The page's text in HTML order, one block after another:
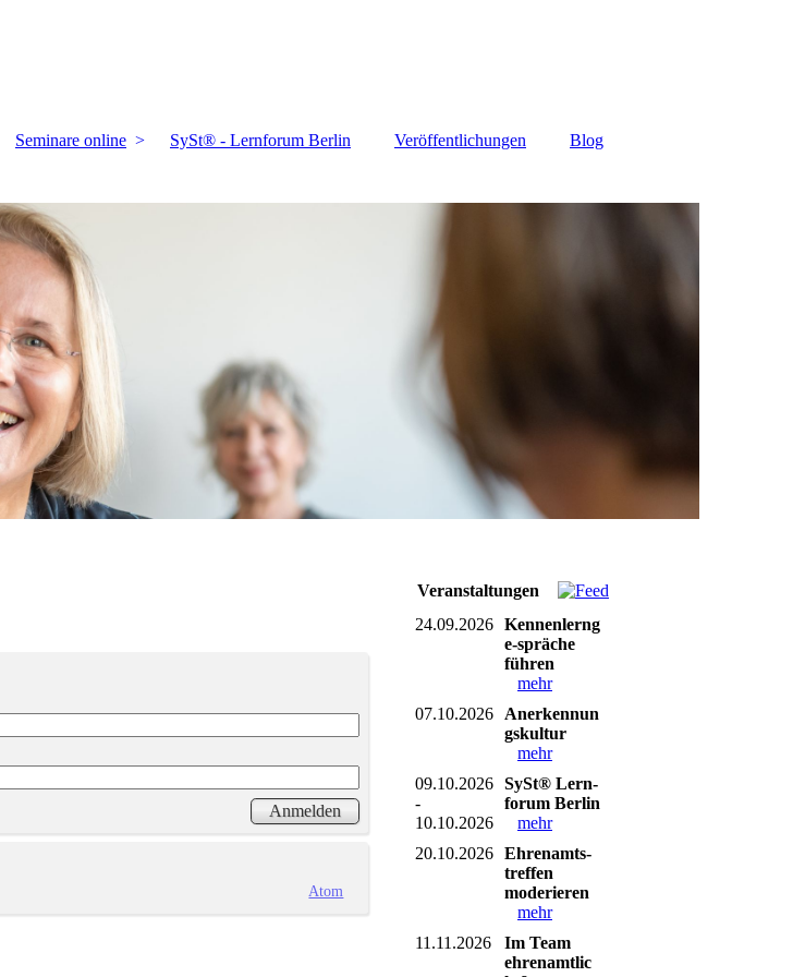
Seminare online SySt® - Lernforum Berlin Veröffentlichungen Blog
Atom
Veranstaltungen
24.09.2026 Kennenlerng
e-spräche
führen
mehr
07.10.2026
Anerkennun
gskultur
mehr
09.10.2026
-
10.10.2026
SySt® Lern-
forum Berlin
mehr
20.10.2026 Ehrenamts-
treffen
moderieren
mehr
11.11.2026
Im Team
ehrenamtlic